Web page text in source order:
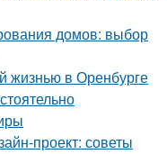
домов: выбор
жизнью в Оренбурге
проект: советы